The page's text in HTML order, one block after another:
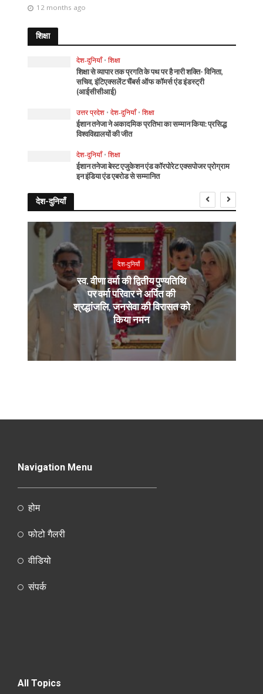
12 months ago
शिक्षा
देश-दुनियाँ • शिक्षा
शिक्षा से व्यापार तक प्रगति के पथ पर है नारी शक्ति- विनिता,
सचिव, इंटिएक्सलेंट चैंबर्स ऑफ कॉमर्स एंड इंडस्ट्री
(आईसीसीआई)
उत्तर प्रदेश • देश-दुनियाँ • शिक्षा
ईशान तनेजा ने अकादमिक प्रतिभा का सम्मान किया: प्रसिद्ध
विश्वविद्यालयों की जीत
देश-दुनियाँ • शिक्षा
ईशान तनेजा बेस्ट एजुकेशन एंड कॉरपोरेट एक्सपोजर प्रोग्राम
इन इंडिया एंड एबरोड से सम्मानित
देश-दुनियाँ
देश-दुनियाँ
स्व. वीणा वर्मा की द्वितीय पुण्यतिथि
पर वर्मा परिवार ने अर्पित की
श्रद्धांजलि, जनसेवा की विरासत को
किया नमन
Navigation Menu
होम
फोटो गैलरी
वीडियो
संपर्क
All Topics